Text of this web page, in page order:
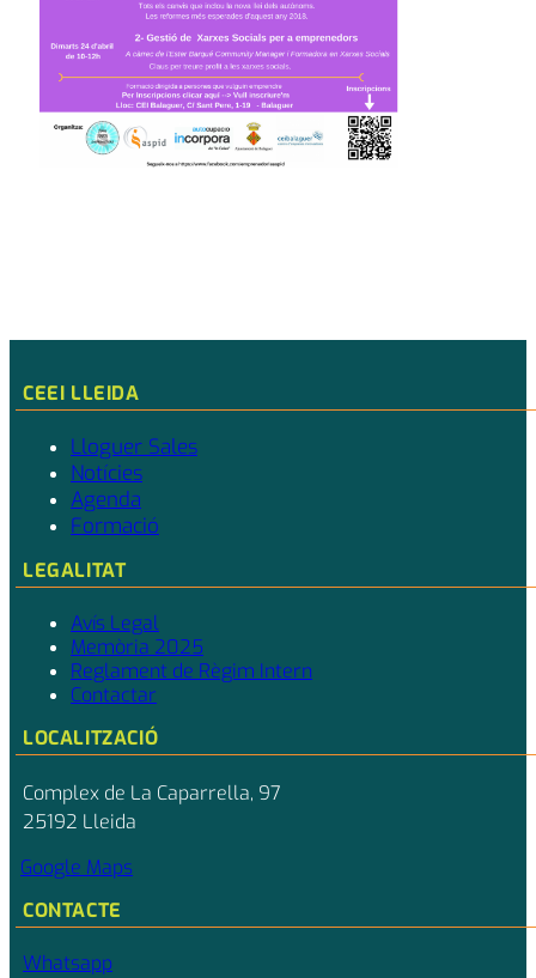
CEEI LLEIDA
Lloguer Sales
Notícies
Agenda
Formació
LEGALITAT
Avís Legal
Memòria 2025
Reglament de Règim Intern
Contactar
LOCALITZACIÓ
Complex de La Caparrella, 97
25192 Lleida
Google Maps
CONTACTE
Whatsapp